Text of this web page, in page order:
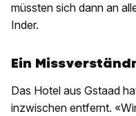
müssten sich dann an
Inder.
Ein
Das Hotel aus Gstaad
inzwischen entfernt.